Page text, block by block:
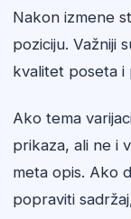
Nakon izmene
poziciju. Važniji
kvalitet poseta i
Ako tema
prikaza, ali ne i
meta opis. Ako
popraviti